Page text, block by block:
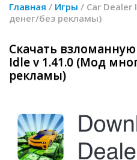
Главная / Игры / Car Dealer
денег/без рекламы)
Скачать
Idle v 1.41.0 (Мод
рекламы)